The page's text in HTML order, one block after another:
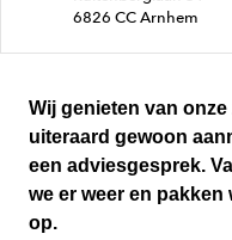
6826 CC Arnhem
Wij genieten van
uiteraard gewoon
een adviesgesprek.
we er weer en
op.